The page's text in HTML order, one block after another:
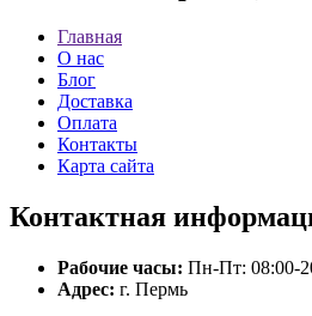
Главная
О нас
Блог
Доставка
Оплата
Контакты
Карта сайта
Контактная
Рабочие часы: Пн-Пт: 08:00-
Адрес: г. Пермь